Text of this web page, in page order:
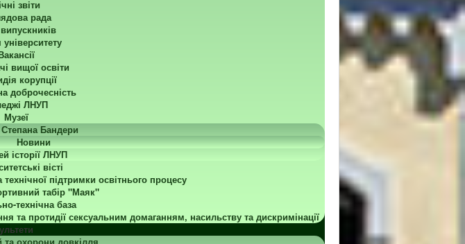
звіти
рада
університету
вищої освіти
корупції
доброчесність
ЛНУП
Музеї
Бандери
Новини
історії ЛНУП
вісті
підтримки освітнього процесу
табір "Маяк"
технічна база
та протидії сексуальним домаганням, насильству та дискримінації